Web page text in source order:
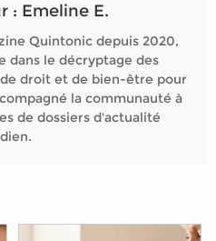
: Emeline E.
Quintonic depuis 2020,
dans le décryptage des
droit et de bien-être pour
la communauté à
de dossiers d'actualité